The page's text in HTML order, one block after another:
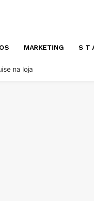
MARKETING S T
na loja